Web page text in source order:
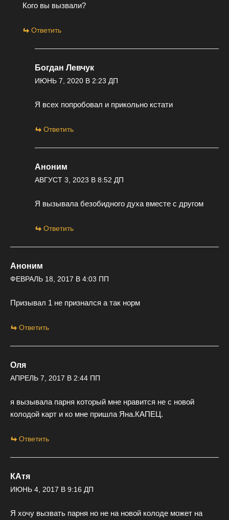
Кого вы вызвали?
Ответить
Богдан Левчук
ИЮНЬ 7, 2020 В 2:23 ДП
Я всех попробовал и прикольно кстати
Ответить
Аноним
АВГУСТ 3, 2023 В 8:52 ДП
Я вызывала безобидного духа вместе с другом
Ответить
Аноним
ФЕВРАЛЬ 18, 2017 В 4:03 ПП
Призывал 1 не признался а так норм
Ответить
Оля
АПРЕЛЬ 7, 2017 В 2:44 ПП
я вызывала парня который мне нравится не с новой
колодой карт и ко мне пришла Яна.КАПЕЦ.
Ответить
КАтя
ИЮНЬ 4, 2017 В 9:16 ДП
Я хочу вызвать парня но не на новой колоде может на